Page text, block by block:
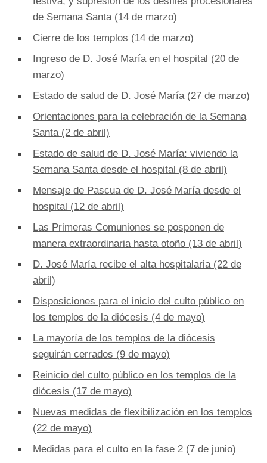
de Semana Santa (14 de marzo)
Cierre de los templos (14 de marzo)
Ingreso de D. José María en el hospital (20 de
marzo)
Estado de salud de D. José María (27 de marzo)
Orientaciones para la celebración de la Semana
Santa (2 de abril)
Estado de salud de D. José María: viviendo la
Semana Santa desde el hospital (8 de abril)
Mensaje de Pascua de D. José María desde el
hospital (12 de abril)
Las Primeras Comuniones se posponen de
manera extraordinaria hasta otoño (13 de abril)
D. José María recibe el alta hospitalaria (22 de
abril)
Disposiciones para el inicio del culto público en
los templos de la diócesis (4 de mayo)
La mayoría de los templos de la diócesis
seguirán cerrados (9 de mayo)
Reinicio del culto público en los templos de la
diócesis (17 de mayo)
Nuevas medidas de flexibilización en los templos
(22 de mayo)
Medidas para el culto en la fase 2 (7 de junio)